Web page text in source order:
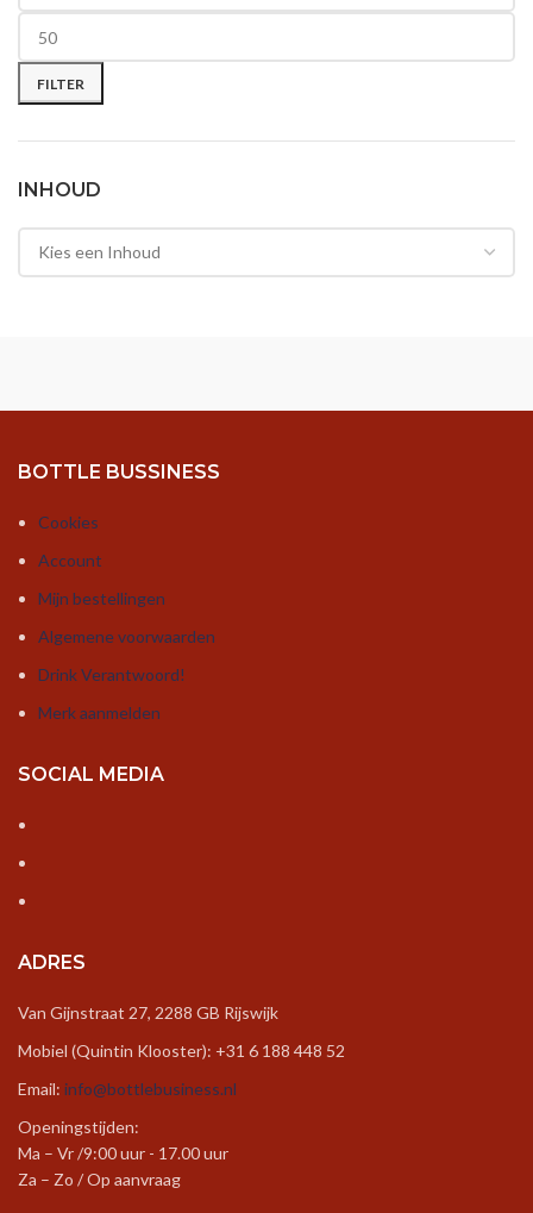
Min. prijs
Max. prijs
FILTER
INHOUD
BOTTLE BUSSINESS
Cookies
Account
Mijn bestellingen
Algemene voorwaarden
Drink Verantwoord!
Merk aanmelden
SOCIAL MEDIA
ADRES
Van Gijnstraat 27, 2288 GB Rijswijk
Mobiel (Quintin Klooster): +31 6 188 448 52
Email: info@bottlebusiness.nl
Openingstijden:
Ma – Vr /9:00 uur - 17.00 uur
Za – Zo / Op aanvraag